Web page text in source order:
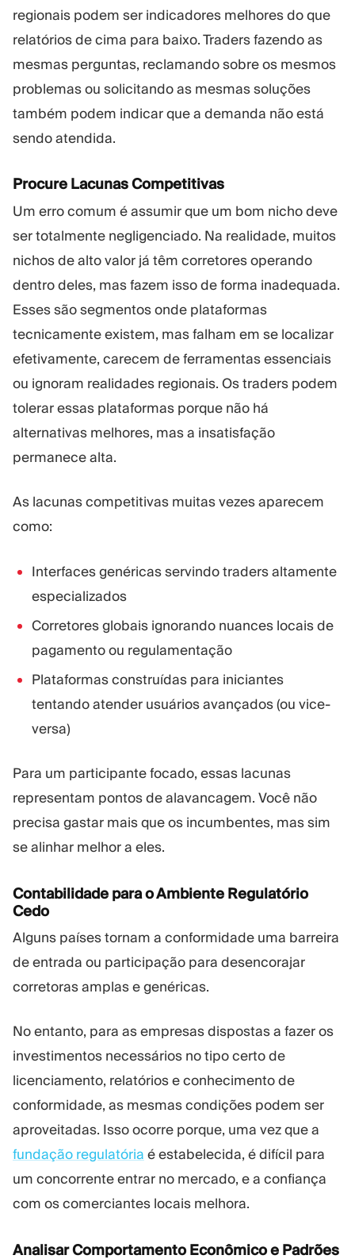
regionais podem ser indicadores melhores do que
relatórios de cima para baixo. Traders fazendo as
mesmas perguntas, reclamando sobre os mesmos
problemas ou solicitando as mesmas soluções
também podem indicar que a demanda não está
sendo atendida.
Procure Lacunas Competitivas
Um erro comum é assumir que um bom nicho deve
ser totalmente negligenciado. Na realidade, muitos
nichos de alto valor já têm corretores operando
dentro deles, mas fazem isso de forma inadequada.
Esses são segmentos onde plataformas
tecnicamente existem, mas falham em se localizar
efetivamente, carecem de ferramentas essenciais
ou ignoram realidades regionais. Os traders podem
tolerar essas plataformas porque não há
alternativas melhores, mas a insatisfação
permanece alta.
As lacunas competitivas muitas vezes aparecem
como:
Interfaces genéricas servindo traders altamente
especializados
Corretores globais ignorando nuances locais de
pagamento ou regulamentação
Plataformas construídas para iniciantes
tentando atender usuários avançados (ou vice-
versa)
Para um participante focado, essas lacunas
representam pontos de alavancagem. Você não
precisa gastar mais que os incumbentes, mas sim
se alinhar melhor a eles.
Contabilidade para o Ambiente Regulatório
Cedo
Alguns países tornam a conformidade uma barreira
de entrada ou participação para desencorajar
corretoras amplas e genéricas.
No entanto, para as empresas dispostas a fazer os
investimentos necessários no tipo certo de
licenciamento, relatórios e conhecimento de
conformidade, as mesmas condições podem ser
aproveitadas. Isso ocorre porque, uma vez que a
fundação regulatória é estabelecida, é difícil para
um concorrente entrar no mercado, e a confiança
com os comerciantes locais melhora.
Analisar Comportamento Econômico e Padrões